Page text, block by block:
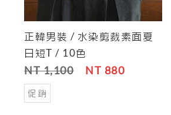
Cart
正韓男裝 / 水染剪裁素面夏
日短T / 10色
NT 1,100 NT 880
促銷